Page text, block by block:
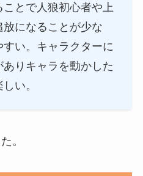
とで人狼初心者や上
になることが少な
すい。キャラクターに
りキャラを動かした
い。
。